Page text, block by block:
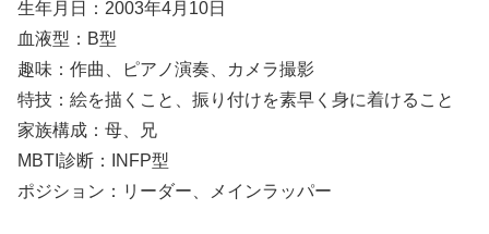
生年月日：2003年4月10日
血液型：B型
趣味：作曲、ピアノ演奏、カメラ撮影
特技：絵を描くこと、振り付けを素早く身に着けること
家族構成：母、兄
MBTI診断：INFP型
ポジション：リーダー、メインラッパー